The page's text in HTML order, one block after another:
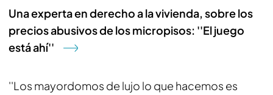
Una experta en derecho a la vivienda, sobre los
precios abusivos de los micropisos: ''El juego
está ahí''
''Los mayordomos de lujo lo que hacemos es